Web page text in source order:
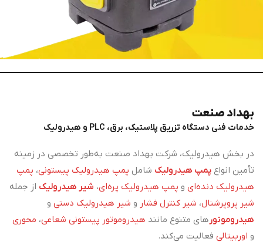
بهداد صنعت
خدمات فنی دستگاه تزریق پلاستیک، برق، PLC و هیدرولیک
در بخش هیدرولیک، شرکت بهداد صنعت به‌طور تخصصی در زمینه
تأمین انواع پمپ هیدرولیک شامل پمپ هیدرولیک پیستونی، پمپ
هیدرولیک دنده‌ای و پمپ هیدرولیک پره‌ای، شیر هیدرولیک از جمله
شیر پروپرشنال، شیر کنترل فشار و شیر هیدرولیک دستی و
هیدروموتور های متنوع مانند هیدروموتور پیستونی شعاعی، محوری
و اوربیتالی فعالیت می‌کند.